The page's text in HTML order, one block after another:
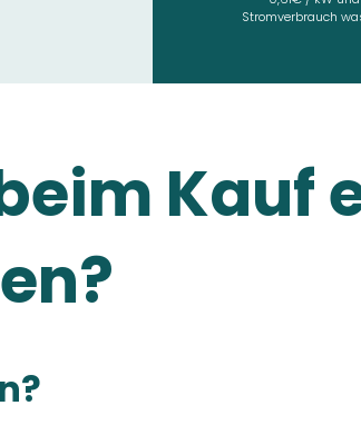
Stromverbrauch
Kauf